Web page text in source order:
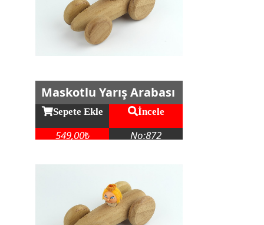
Maskotlu Yarış Arabası
Sepete Ekle İncele
549,00₺ No:872